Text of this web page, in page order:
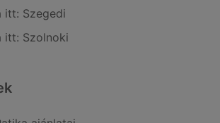
itt: Szegedi
itt: Szolnoki